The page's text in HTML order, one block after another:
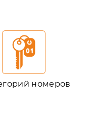
номеров